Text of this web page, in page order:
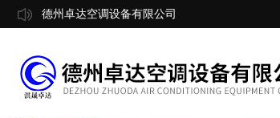
德州卓达空调设备有限公司